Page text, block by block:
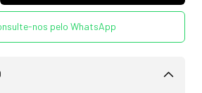
nos pelo WhatsApp